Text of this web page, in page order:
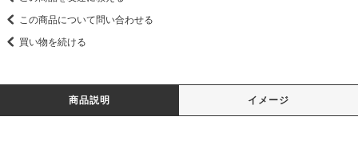
この商品について問い合わせる
買い物を続ける
商品説明 イメージ